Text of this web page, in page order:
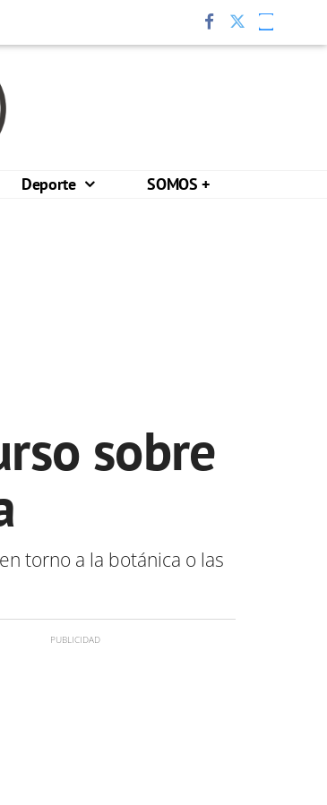
Deporte SOMOS +
sobre
torno a la botánica o las